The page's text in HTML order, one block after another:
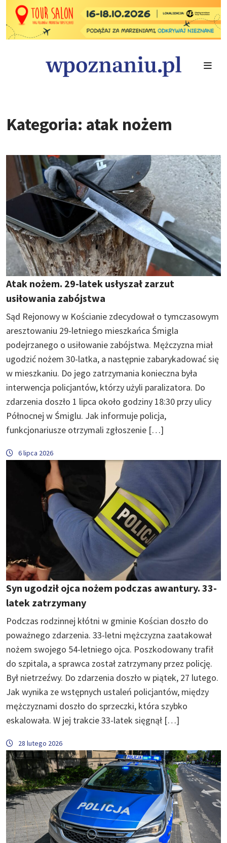
Kategoria: atak nożem
Atak nożem. 29-latek usłyszał zarzut
usiłowania zabójstwa
Sąd Rejonowy w Kościanie zdecydował o tymczasowym
aresztowaniu 29-letniego mieszkańca Śmigla
podejrzanego o usiłowanie zabójstwa. Mężczyzna miał
ugodzić nożem 30-latka, a następnie zabarykadować się
w mieszkaniu. Do jego zatrzymania konieczna była
interwencja policjantów, którzy użyli paralizatora. Do
zdarzenia doszło 1 lipca około godziny 18:30 przy ulicy
Północnej w Śmiglu. Jak informuje policja,
funkcjonariusze otrzymali zgłoszenie […]
6 lipca 2026
Syn ugodził ojca nożem podczas awantury. 33-
latek zatrzymany
Podczas rodzinnej kłótni w gminie Kościan doszło do
poważnego zdarzenia. 33-letni mężczyzna zaatakował
nożem swojego 54-letniego ojca. Poszkodowany trafił
do szpitala, a sprawca został zatrzymany przez policję.
Był nietrzeźwy. Do zdarzenia doszło w piątek, 27 lutego.
Jak wynika ze wstępnych ustaleń policjantów, między
mężczyznami doszło do sprzeczki, która szybko
eskalowała. W jej trakcie 33-latek sięgnął […]
28 lutego 2026